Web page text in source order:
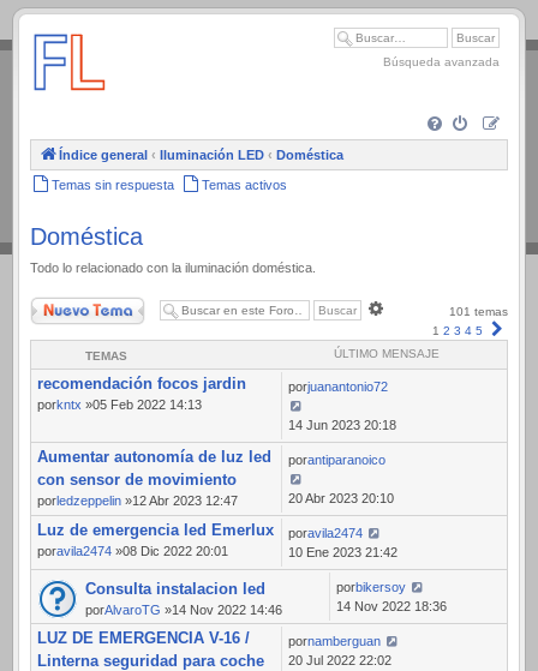
.
Búsqueda avanzada
Índice general ‹ Iluminación LED ‹ Doméstica
Temas sin respuesta Temas activos
Doméstica
Todo lo relacionado con la iluminación doméstica.
Nuevo Tema
avanzada
101 temas
1 2 3 4 5
TEMAS ÚLTIMO MENSAJE
recomendación focos jardin
porkntx »05 Feb 2022 14:13
porjuanantonio72
14 Jun 2023 20:18
Aumentar autonomía de luz led
con sensor de movimiento
porledzeppelin »12 Abr 2023 12:47
porantiparanoico
20 Abr 2023 20:10
Luz de emergencia led Emerlux
poravila2474 »08 Dic 2022 20:01
poravila2474
10 Ene 2023 21:42
Consulta instalacion led
porAlvaroTG »14 Nov 2022 14:46
porbikersoy
14 Nov 2022 18:36
LUZ DE EMERGENCIA V-16 /
Linterna seguridad para coche
pornamberguan
20 Jul 2022 22:02